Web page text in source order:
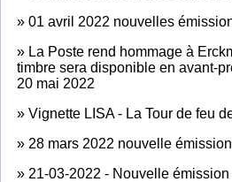
» 01 avril 2022 nouvelles
» La Poste rend hommage à
timbre sera disponible en avant-
20 mai 2022
» Vignette LISA - La Tour de feu
» 28 mars 2022 nouvelle
» 21-03-2022 - Nouvelle